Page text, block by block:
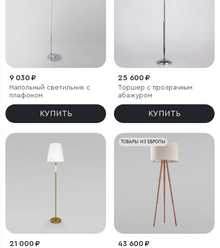
9 030 ₽
Напольный светильник с
плафоном
КУПИТЬ
25 600 ₽
Торшер с прозрачным
абажуром
КУПИТЬ
21 000 ₽
ТОВАРЫ ИЗ ЕВРОПЫ
43 600 ₽